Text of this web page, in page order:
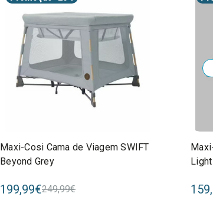
Maxi-Cosi Cama de Viagem SWIFT
Beyond Grey
199,99€249,99€